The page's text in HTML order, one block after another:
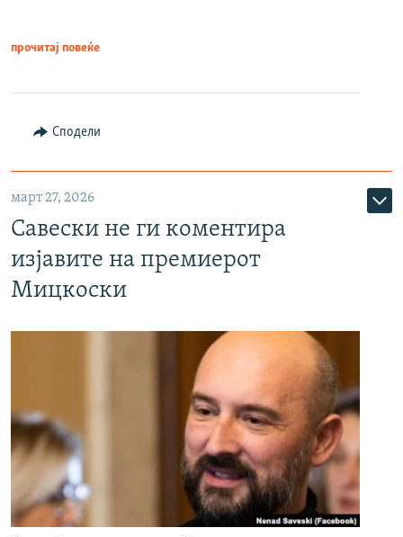
прочитај повеќе
Сподели
март 27, 2026
Савески не ги коментира
изјавите на премиерот
Мицкоски